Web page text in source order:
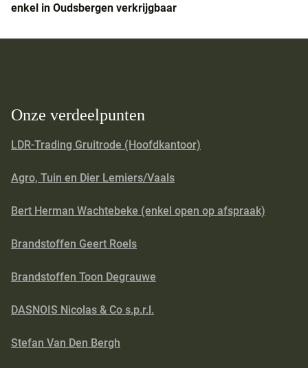
enkel in Oudsbergen verkrijgbaar
Onze verdeelpunten
LDR-Trading Gruitrode (Hoofdkantoor)
Agro, Tuin en Dier Lemiers/Vaals
Bert Herman Wachtebeke (enkel open op afspraak)
Brandstoffen Geert Roels
Brandstoffen Toon Degrauwe
DASNOIS Nicolas & Co s.p.r.l.
Stefan Van Den Bergh